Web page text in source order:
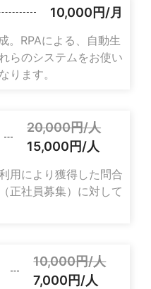
10,000円/月
。RPAによる、自動生
らのシステムをお使い
ります。
20,000円/人
15,000円/人
用により獲得した問合
正社員募集）に対して
10,000円/人
7,000円/人